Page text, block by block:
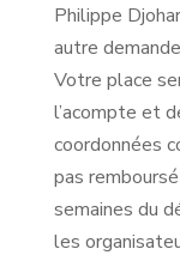
Philippe
autre
Votre place
l’acompte et
coordonnées
pas
semaines du
les